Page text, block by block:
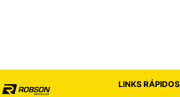
LINKS RÁPIDOS